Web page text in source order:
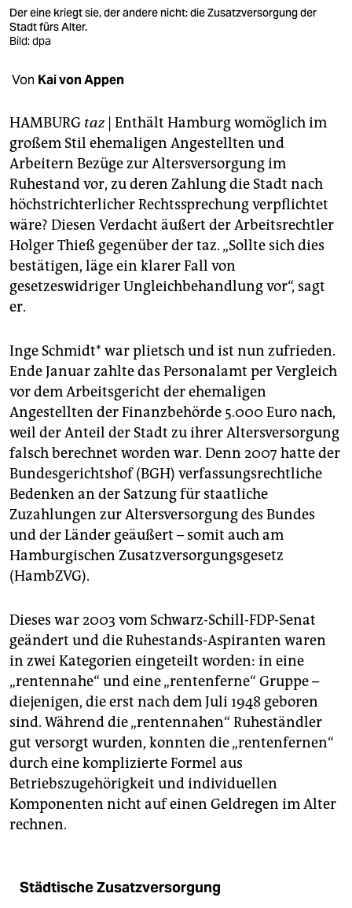
verlag
veranstaltungen
unterstützen
abo
genossenschaft
epaper login
Der eine kriegt sie, der andere nicht: die Zusatzversorgung der
Stadt fürs Alter.
Bild: dpa
Von Kai von Appen
HAMBURG taz| Enthält Hamburg womöglich im
großem Stil ehemaligen Angestellten und
Arbeitern Bezüge zur Altersversorgung im
Ruhestand vor, zu deren Zahlung die Stadt nach
höchstrichterlicher Rechtssprechung verpflichtet
wäre? Diesen Verdacht äußert der Arbeitsrechtler
Holger Thieß gegenüber der taz. „Sollte sich dies
bestätigen, läge ein klarer Fall von
gesetzeswidriger Ungleichbehandlung vor“, sagt
er.
Inge Schmidt* war plietsch und ist nun zufrieden.
Ende Januar zahlte das Personalamt per Vergleich
vor dem Arbeitsgericht der ehemaligen
Angestellten der Finanzbehörde 5.000 Euro nach,
weil der Anteil der Stadt zu ihrer Altersversorgung
falsch berechnet worden war. Denn 2007 hatte der
Bundesgerichtshof (BGH) verfassungsrechtliche
Bedenken an der Satzung für staatliche
Zuzahlungen zur Altersversorgung des Bundes
und der Länder geäußert – somit auch am
Hamburgischen Zusatzversorgungsgesetz
(HambZVG).
Dieses war 2003 vom Schwarz-Schill-FDP-Senat
geändert und die Ruhestands-Aspiranten waren
in zwei Kategorien eingeteilt worden: in eine
„rentennahe“ und eine „rentenferne“ Gruppe –
diejenigen, die erst nach dem Juli 1948 geboren
sind. Während die „rentennahen“ Ruheständler
gut versorgt wurden, konnten die „rentenfernen“
durch eine komplizierte Formel aus
Betriebszugehörigkeit und individuellen
Komponenten nicht auf einen Geldregen im Alter
rechnen.
Städtische Zusatzversorgung